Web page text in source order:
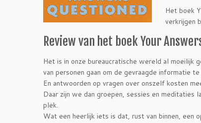
Het boek
verkrijgen
Review van het boek Your
Het is in onze bureaucratische wereld al moeilijk
van personen gaan om de gevraagde informatie
En antwoorden op vragen over onszelf kosten
Daar zijn we dan groepen, sessies en meditaties
plek.
Wat een heerlijk iets is dat, rust van binnen, een